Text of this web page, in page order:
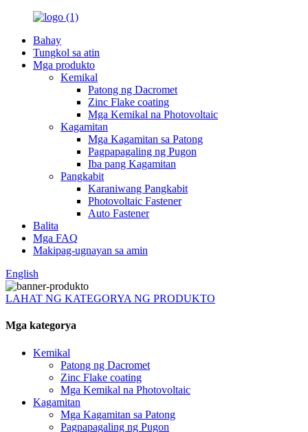
Bahay
Tungkol sa atin
Mga produkto
Kemikal
Patong ng Dacromet
Zinc Flake coating
Mga Kemikal na Photovoltaic
Kagamitan
Mga Kagamitan sa Patong
Pagpapagaling ng Pugon
Iba pang Kagamitan
Pangkabit
Karaniwang Pangkabit
Photovoltaic Fastener
Auto Fastener
Balita
Mga FAQ
Makipag-ugnayan sa amin
English
LAHAT NG KATEGORYA NG PRODUKTO
Mga kategorya
Kemikal
Patong ng Dacromet
Zinc Flake coating
Mga Kemikal na Photovoltaic
Kagamitan
Mga Kagamitan sa Patong
Pagpapagaling ng Pugon